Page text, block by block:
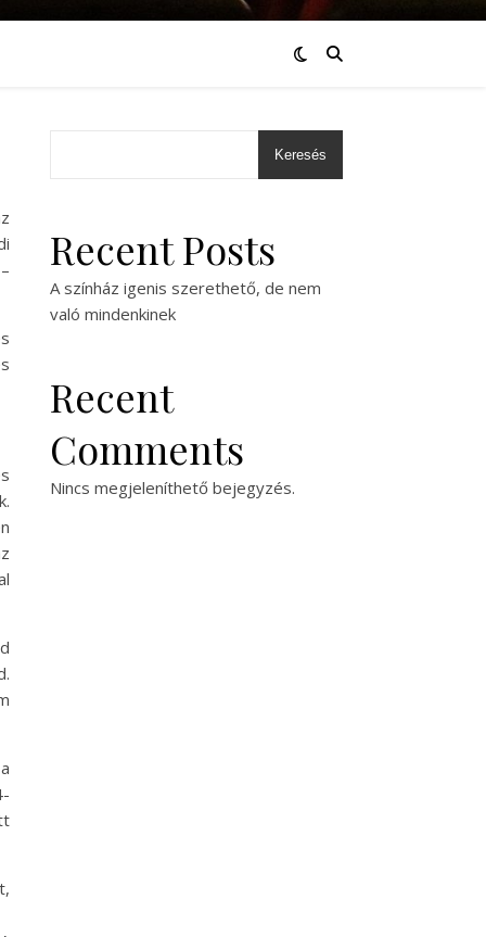
Keresés
Recent Posts
A színház igenis szerethető, de nem
való mindenkinek
Recent
Comments
Nincs megjeleníthető bejegyzés.